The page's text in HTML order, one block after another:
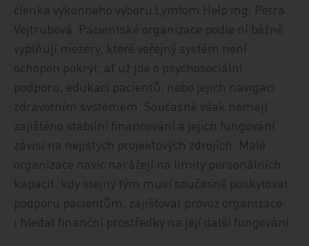
členka výkonného výboru Lymfom Help Ing. Petra
Vejtrubová. Pacientské organizace podle ní běžně
vyplňují mezery, které veřejný systém není
schopen pokrýt, ať už jde o psychosociální
podporu, edukaci pacientů, nebo jejich navigaci
zdravotním systémem. Současně však nemají
zajištěno stabilní financování a jejich fungování
závisí na nejistých projektových zdrojích. Malé
organizace navíc narážejí na limity personálních
kapacit, kdy stejný tým musí současně poskytovat
podporu pacientům, zajišťovat provoz organizace
i hledat finanční prostředky na její další fungování.